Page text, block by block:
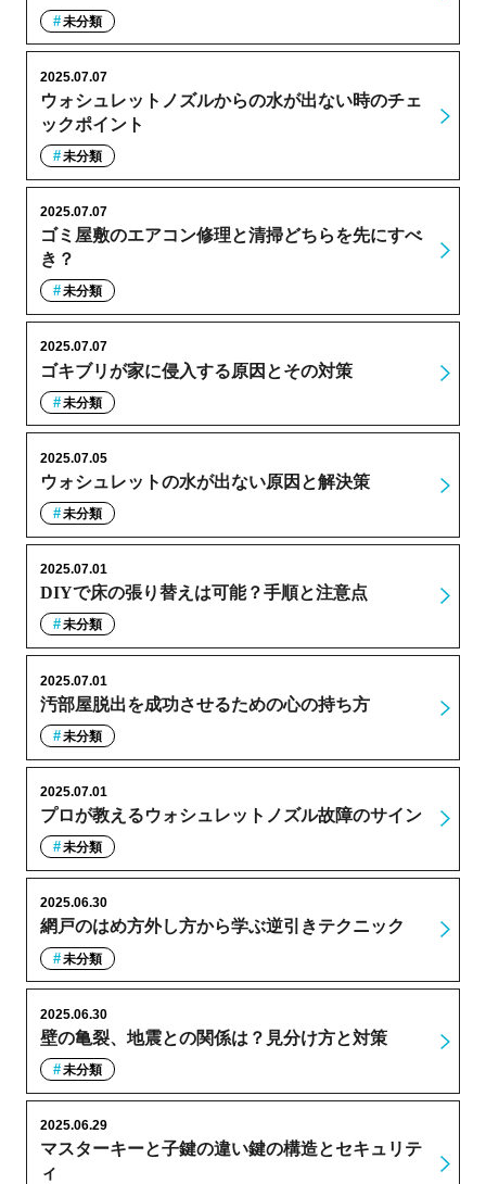
未分類
ウォシュレットノズルからの水が出ない時のチェ
ックポイント
2025.07.07
未分類
ゴミ屋敷のエアコン修理と清掃どちらを先にすべ
き？
2025.07.07
未分類
ゴキブリが家に侵入する原因とその対策
2025.07.07
未分類
ウォシュレットの水が出ない原因と解決策
2025.07.05
未分類
DIYで床の張り替えは可能？手順と注意点
2025.07.01
未分類
汚部屋脱出を成功させるための心の持ち方
2025.07.01
未分類
プロが教えるウォシュレットノズル故障のサイン
2025.07.01
未分類
網戸のはめ方外し方から学ぶ逆引きテクニック
2025.06.30
未分類
壁の亀裂、地震との関係は？見分け方と対策
2025.06.30
未分類
マスターキーと子鍵の違い鍵の構造とセキュリテ
ィ
2025.06.29